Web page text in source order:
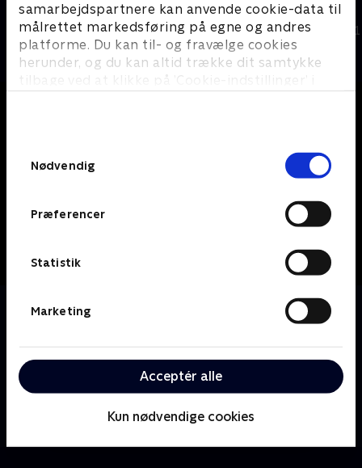
samarbejdspartnere kan anvende cookie-data til
målrettet markedsføring på egne og andres
platforme. Du kan til- og fravælge cookies
herunder, og du kan altid trække dit samtykke
tilbage ved at klikke på ’Cookie-indstillinger’ i
Nødvendig
Præferencer
Statistik
Marketing
Acceptér alle
Kun nødvendige cookies
Rejseholdet - jagten på en morder
Dokumentar • 2 sæsoner
Branco
Dokumentar •
Om Hitler's Circle of Evil
Den detaljerede historie om Det Tredje Riges storhed
Hitlers loyale tilhængere, som havde Førerens tillid.
Mænd som Himmler, Hess, Göring og Goebbels, som
engagement i den nazistiske sag.